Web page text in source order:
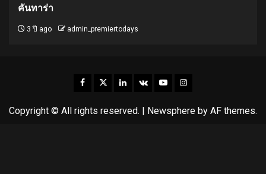
คันทาร่า
3 ปี ago admin_premiertodays
Facebook
TwitterLinkedin
VK YoutubeInstagram
Copyright © All rights reserved. | Newsphere by AF themes.